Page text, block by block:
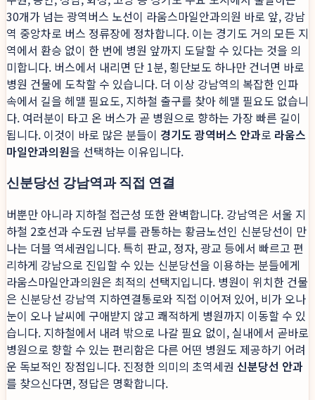
30개가 넘는 광역버스 노선이 라움스마일안과의원 바로 앞, 강남
역 중앙차로 버스 정류장에 정차합니다. 이는 경기도 거의 모든 지
역에서 환승 없이 한 번에 병원 앞까지 도달할 수 있다는 것을 의
미합니다. 버스에서 내리면 단 1분, 횡단보도 하나만 건너면 바로
병원 건물에 도착할 수 있습니다. 더 이상 강남역의 복잡한 인파
속에서 길을 헤맬 필요도, 지하철 출구를 찾아 헤맬 필요도 없습니
다. 여러분이 타고 온 버스가 곧 병원으로 향하는 가장 빠른 길이
됩니다. 이것이 바로 많은 분들이 경기도 광역버스 안과로 라움스
마일안과의원을 선택하는 이유입니다.
신분당선 강남역과 직접 연결
버뿐만 아니라 지하철 접근성 또한 완벽합니다. 강남역은 서울 지
하철 2호선과 수도권 남부를 관통하는 황금노선인 신분당선이 만
나는 더블 역세권입니다. 특히 판교, 정자, 광교 등에서 빠르고 편
리하게 강남으로 진입할 수 있는 신분당선을 이용하는 분들에게
라움스마일안과의원은 최적의 선택지입니다. 병원이 위치한 건물
은 신분당선 강남역 지하연결통로와 직접 이어져 있어, 비가 오나
눈이 오나 날씨에 구애받지 않고 쾌적하게 병원까지 이동할 수 있
습니다. 지하철에서 내려 밖으로 나갈 필요 없이, 실내에서 곧바로
병원으로 향할 수 있는 편리함은 다른 어떤 병원도 제공하기 어려
운 독보적인 장점입니다. 진정한 의미의 초역세권 신분당선 안과
를 찾으신다면, 정답은 명확합니다.